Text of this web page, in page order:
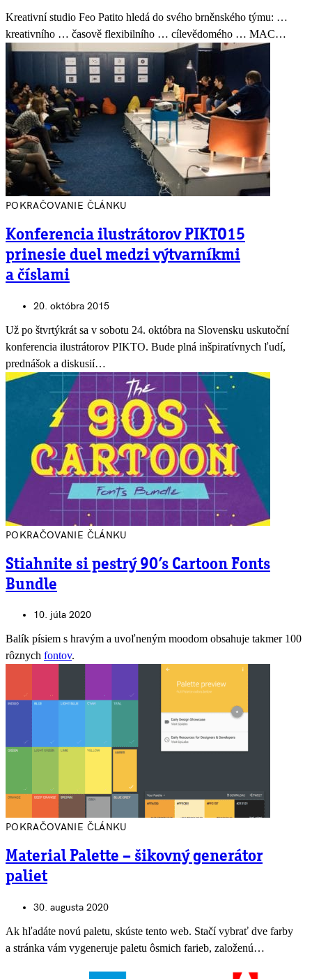
Kreativní studio Feo Patito hledá do svého brněnského týmu: …
kreativního … časově flexibilního … cílevědomého … MAC…
POKRAČOVANIE ČLÁNKU
Konferencia ilustrátorov PIKTO15
prinesie duel medzi výtvarníkmi
a číslami
20. októbra 2015
Už po štvrtýkrát sa v sobotu 24. októbra na Slovensku uskutoční
konferencia ilustrátorov PIKTO. Bude plná inšpiratívnych ľudí,
prednášok a diskusií…
POKRAČOVANIE ČLÁNKU
Stiahnite si pestrý 90’s Cartoon Fonts
Bundle
10. júla 2020
Balík písiem s hravým a uvoľneným moodom obsahuje takmer 100
rôznych fontov.
POKRAČOVANIE ČLÁNKU
Material Palette – šikovný generátor
paliet
30. augusta 2020
Ak hľadáte novú paletu, skúste tento web. Stačí vybrať dve farby
a stránka vám vygeneruje paletu ôsmich farieb, založenú…